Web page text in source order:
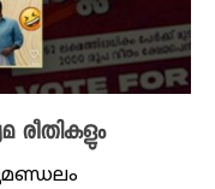
രീതികളും